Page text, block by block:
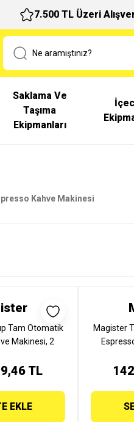
7.500 TL Üzeri
Saklama Ve
Taşıma
Ekipmanları
Kahve Makinesi
Tam Otomatik
Makinesi, 2
TL
EKLE
Magister